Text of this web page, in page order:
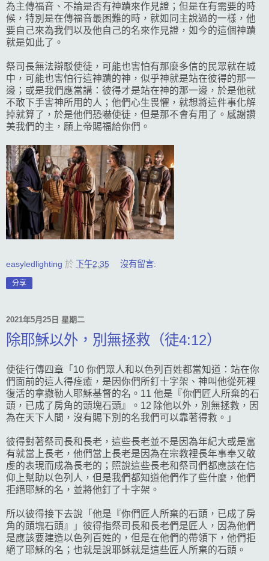
為主傳福音、不論是否有神蹟來作見證；但是在有需要的時
候，特別是在傳福音最困難的時，就如同主說過的一樣，他
要自己來為我們以及他自己的名來作見證，如今的這個神蹟
就是如此了。
祭司長無法辯駁使徒，可能也害怕有那麼多信的民眾就在城
中，可能也害怕行這神蹟的神，似乎神就是站在彼得的那一
邊；或是我們應當講：彼得才是站在神的那一邊，於是他就
不敢下手害神所用的人；他們心生畏懼，就想將這件事化解
掉就算了，於是他們恐嚇使徒，但是那不會有用了。感謝讚
美我們的主，願上帝賜福給你們。
easyledlighting 於 下午2:35 沒有留言:
分享
2021年5月25日 星期二
除耶穌以外，別無拯救（徒4:12）
使徒行傳四章「10 你們眾人和以色列百姓都當知道：站在你
們面前的這人得痊癒，是因你們所釘十字架、神叫他從死裡
復活的拿撒勒人耶穌基督的名。11 他是『你們匠人所棄的石
頭，已成了房角的頭塊石頭』。12 除他以外，別無拯救，因
為在天下人間，沒有賜下別的名我們可以靠著得救。」
彼得對著祭司長和長老，這些長老並不是因為年紀大或是富
有就當上長老，他們當上長老是因為在宗教裡長年事奉又敬
虔的表現而成為長老的；照說這些長老和祭司們都應該在信
仰上幫助以色列人，但是我們都知道他們作了些什麼，他們
拒絕耶穌的名，並將他釘了十字架。
所以彼得接下去說「他是『你們匠人所棄的石頭，已成了房
角的頭塊石頭』」彼得指祭司長和長老們是匠人，因為他們
是應該要建造以色列百姓的，但是在他們的帶領下，他們拒
絕了耶穌的名；也就是說耶穌就是這些匠人所棄的石頭。